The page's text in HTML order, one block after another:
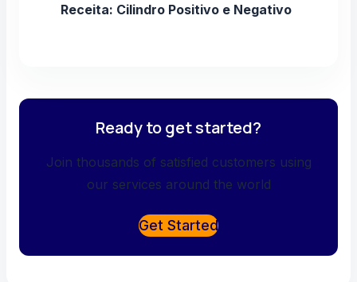
Receita: Cilindro Positivo e Negativo
Ready to get started?
Join thousands of satisfied customers using
our services around the world
Get Started